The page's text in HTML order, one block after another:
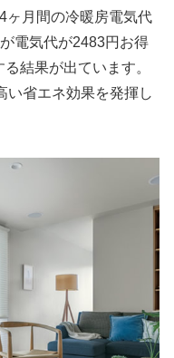
ヶ月間の冷暖房電気代
電気代が2483円お得
結果が出ています。
い省エネ効果を発揮し